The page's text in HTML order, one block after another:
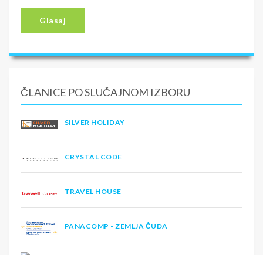
Glasaj
ČLANICE PO SLUČAJNOM IZBORU
SILVER HOLIDAY
CRYSTAL CODE
TRAVEL HOUSE
PANACOMP - ZEMLJA ČUDA